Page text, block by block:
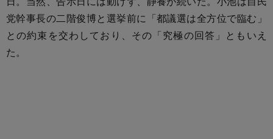
党幹事長の二階俊博と選挙前に「都議選は全方位で臨む」
との約束を交わしており、その「究極の回答」ともいえ
た。